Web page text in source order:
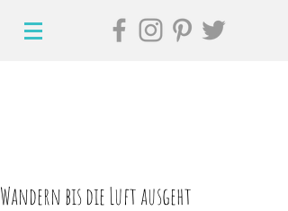
Wandern bis die Luft ausgeht